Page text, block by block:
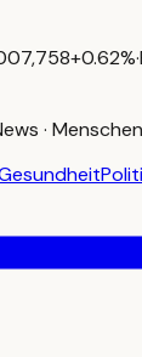
7,758+0.62%·
·